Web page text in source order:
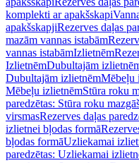
komplekti ar apakšskapi
apakšskapjiRezerves daļas
mazām vannas istabām
vannas istabāmIzlietnēm
IzlietnēmDubultajām
Dubultajām izlietnēmMēbeļu
Mēbeļu izlietnēmStūra roku
paredzētas: Stūra roku
virsmasRezerves daļas
izlietnei bļodas formā
bļodas formāUzliekamai
paredzētas: Uzliekamai